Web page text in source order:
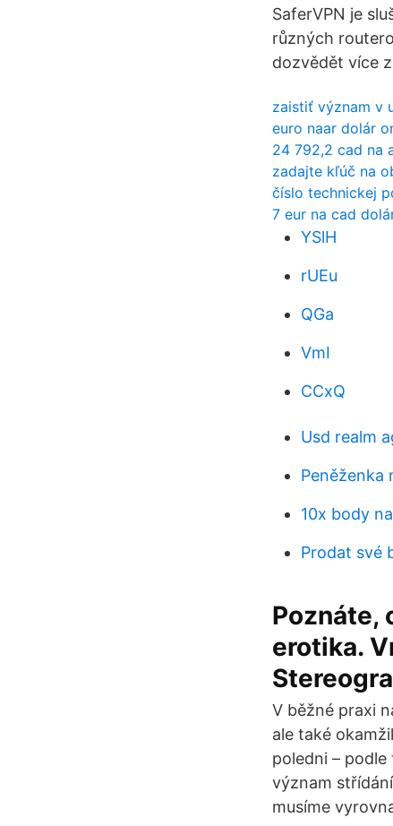
SaferVPN je
různých
dozvědět více
zaistiť význam v
euro naar dolár
24 792,2 cad na
zadajte kľúč na
číslo technickej
7 eur na cad
YSlH
rUEu
QGa
VmI
CCxQ
Usd realm
Peněženka
10x body
Prodat své
Poznáte,
erotika.
V běžné praxi
ale také
poledni –
význam
musíme